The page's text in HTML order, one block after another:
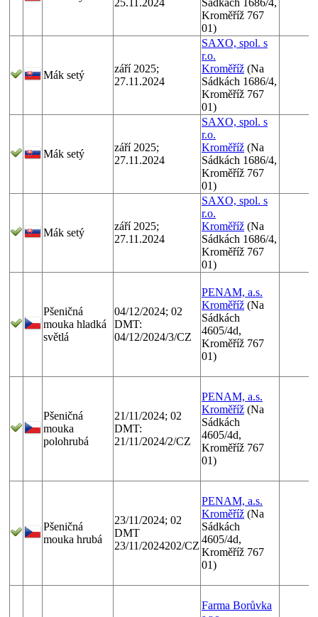
25.11.2024
Sádkách 1686/4,
Kroměříž 767
01)
Mák setý
září 2025;
27.11.2024
SAXO, spol. s
r.o.
Kroměříž (Na
Sádkách 1686/4,
Kroměříž 767
01)
Mák setý
září 2025;
27.11.2024
SAXO, spol. s
r.o.
Kroměříž (Na
Sádkách 1686/4,
Kroměříž 767
01)
Mák setý
září 2025;
27.11.2024
SAXO, spol. s
r.o.
Kroměříž (Na
Sádkách 1686/4,
Kroměříž 767
01)
Pšeničná
mouka hladká
světlá
04/12/2024; 02
DMT:
04/12/2024/3/CZ
PENAM, a.s.
Kroměříž (Na
Sádkách
4605/4d,
Kroměříž 767
01)
Pšeničná
mouka
polohrubá
21/11/2024; 02
DMT:
21/11/2024/2/CZ
PENAM, a.s.
Kroměříž (Na
Sádkách
4605/4d,
Kroměříž 767
01)
Pšeničná
mouka hrubá
23/11/2024; 02
DMT
23/11/2024202/CZ
PENAM, a.s.
Kroměříž (Na
Sádkách
4605/4d,
Kroměříž 767
01)
Farma Borůvka